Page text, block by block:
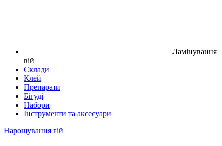
Ламінування
вій
Склади
Клей
Препарати
Бігуді
Набори
Інструменти та аксесуари
Нарощування вій